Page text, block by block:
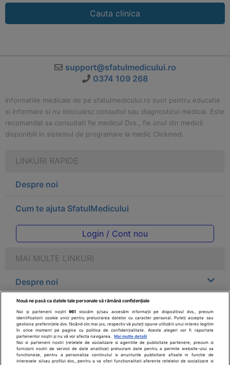
Cauta clinica
support@sfatulmedicului.ro
0374 109 268
Informatiile medicale de pe sfatulmedicului.ro sunt pentru educatie
si informare si nu inlocuiesc consultul sau diagnosticul medical. Este
recomandat sa consultati fie medicul Dvs., fie unul din medicii
disponibili in sistemul de programare la medic Clickmed.
LINKURI RAPIDE
Despre noi
Cum te ajuta SfatulMedicului
Login / Cont nou
MAI MULTE LINKURI
Despre noi
Legal
Drepturile consumatorului
Parteneri
Nouă ne pasă ca datele tale personale să rămână confidențiale
Noi și partenerii noștri961
stocăm și/sau accesăm informații pe dispozitivul dvs., precum
identificatorii cookie unici pentru prelucrarea datelor cu caracter personal. Puteți accepta sau
gestiona preferințele dvs. făcând clic mai jos, respectiv vă puteți opune utilizării unui interes legitim
în orice moment pe pagina cu politica de confidențialitate. Aceste alegeri vor fi raportate
partenerilor noștri și nu vă vor afecta navigarea.
Mai multe detalii
Noi si partenerii nostri (retelele de socializare si agentiile de publicitate partenere, precum si
furnizorii nostri de servicii de date analitice) prelucram date pentru a permite website-ului sa
functioneze, pentru a personaliza continutul si anunturile publicitare afisate in functie de
interesele si/sau profilul dvs., pentru a va oferi functionalitati aferente retelelor de socializare si